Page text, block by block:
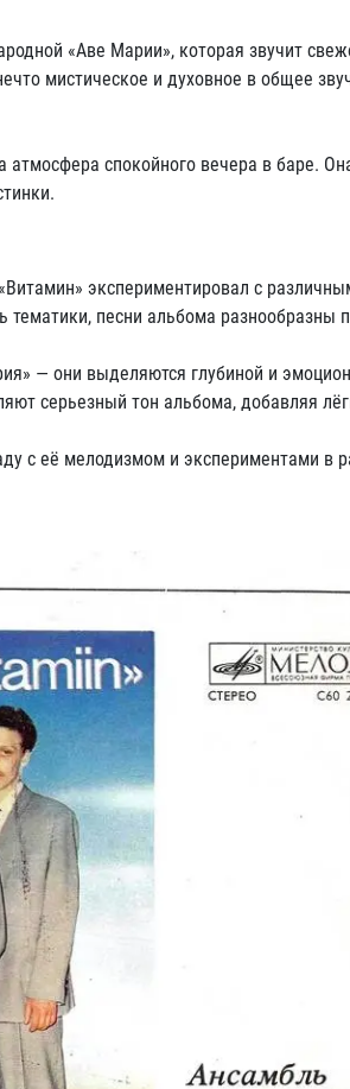
«Аве Марии», которая звучит
мистическое и духовное в общее
спокойного вечера в баре.
экспериментировал с
песни альбома разнообразны
— они выделяются глубиной и
серьезный тон альбома, добавляя
с её мелодизмом и экспериментами в